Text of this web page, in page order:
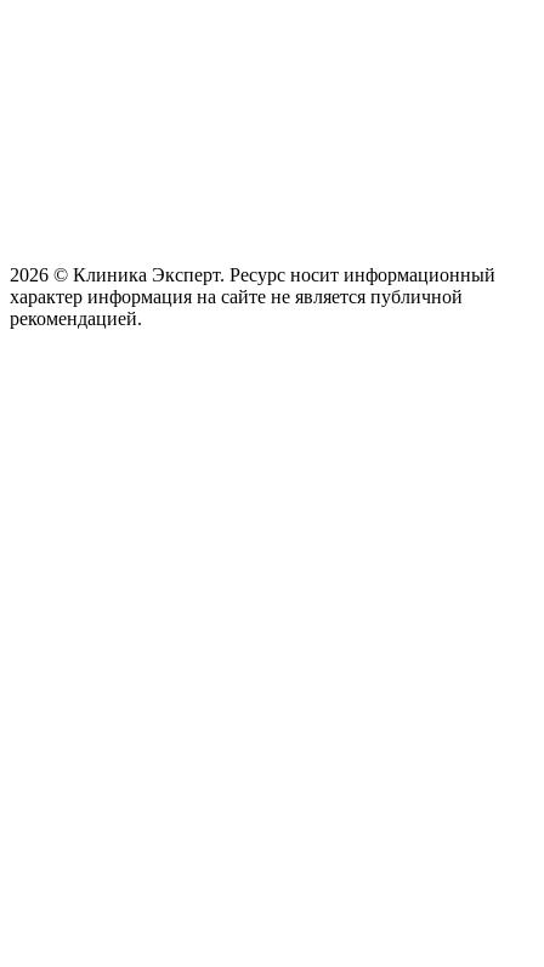
2026 © Клиника Эксперт. Ресурс носит информационный
характер информация на сайте не является публичной
рекомендацией.